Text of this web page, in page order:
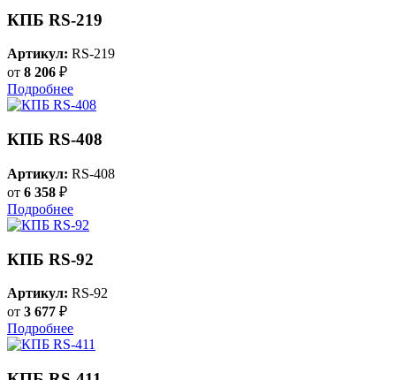
КПБ RS-219
Артикул: RS-219
от 8 206 ₽
Подробнее
КПБ RS-408
Артикул: RS-408
от 6 358 ₽
Подробнее
КПБ RS-92
Артикул: RS-92
от 3 677 ₽
Подробнее